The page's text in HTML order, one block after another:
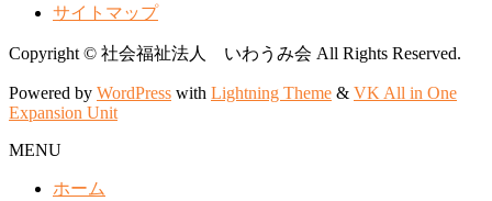
サイトマップ
Copyright © 社会福祉法人 いわうみ会 All Rights Reserved.
Powered by WordPress with Lightning Theme & VK All in One
Expansion Unit
MENU
ホーム